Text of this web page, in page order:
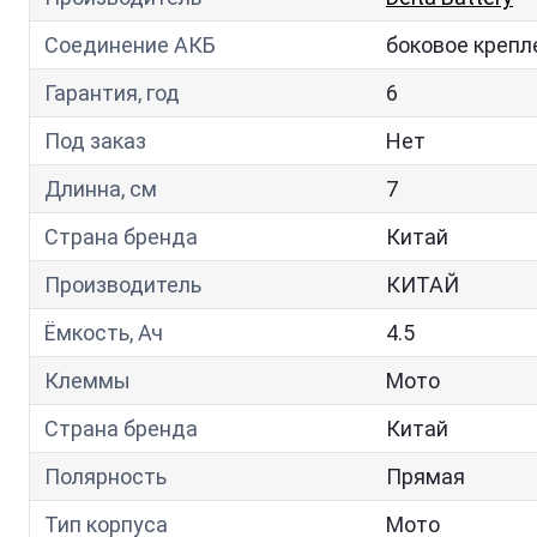
Соединение АКБ
боковое
Гарантия, год
6
Под заказ
Нет
Длинна, см
7
Страна бренда
Китай
Производитель
КИТАЙ
Ёмкость, Ач
4.5
Клеммы
Мото
Страна бренда
Китай
Полярность
Прямая
Тип корпуса
Мото